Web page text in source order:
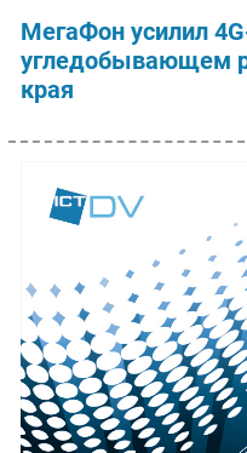
МегаФон усилил
угледобывающем
края